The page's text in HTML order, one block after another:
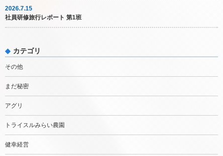
2026.7.15
社員研修旅行レポート 第1班
カテゴリ
その他
まだ秘密
アグリ
トライスルみらい農園
健幸経営